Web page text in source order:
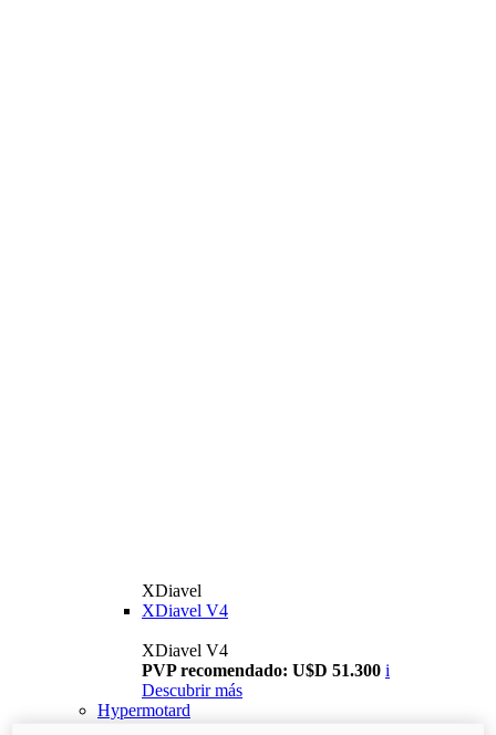
XDiavel
XDiavel V4
XDiavel V4
PVP recomendado: U$D 51.300 i
Descubrir más
Hypermotard